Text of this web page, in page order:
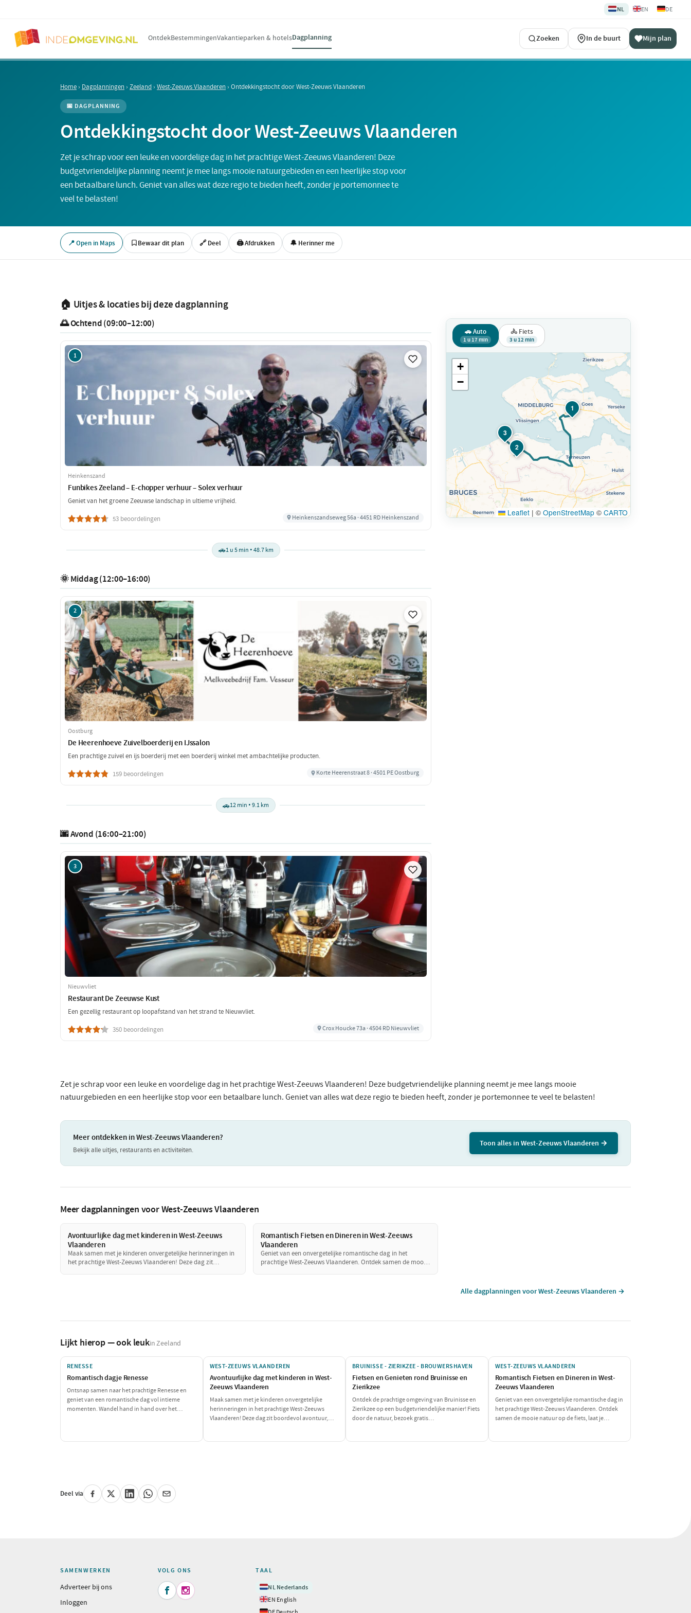
🇳🇱NL 🇬🇧EN 🇩🇪DE
OntdekBestemmingenVakantieparken & hotelsDagplanning Zoeken In de buurt Mijn plan
Home › Dagplanningen › Zeeland › West-Zeeuws Vlaanderen › Ontdekkingstocht door West-Zeeuws Vlaanderen
📅 DAGPLANNING
Ontdekkingstocht door West-Zeeuws Vlaanderen
Zet je schrap voor een leuke en voordelige dag in het prachtige West-Zeeuws Vlaanderen! Deze
budgetvriendelijke planning neemt je mee langs mooie natuurgebieden en een heerlijke stop voor
een betaalbare lunch. Geniet van alles wat deze regio te bieden heeft, zonder je portemonnee te
veel te belasten!
📍 Open in Maps Bewaar dit plan 🔗 Deel 🖨 Afdrukken 🔔 Herinner me
🏠 Uitjes & locaties bij deze dagplanning
🌅 Ochtend (09:00–12:00)
1
Heinkenszand
Funbikes Zeeland – E-chopper verhuur – Solex verhuur
Geniet van het groene Zeeuwse landschap in ultieme vrijheid.
53 beoordelingen Heinkenszandseweg 56a · 4451 RD Heinkenszand
🚗1 u 5 min • 48.7 km
🌞 Middag (12:00–16:00)
2
Oostburg
De Heerenhoeve Zuivelboerderij en IJssalon
Een prachtige zuivel en ijs boerderij met een boerderij winkel met ambachtelijke producten.
159 beoordelingen Korte Heerenstraat 8 · 4501 PE Oostburg
🚗12 min • 9.1 km
🌆 Avond (16:00–21:00)
3
Nieuwvliet
Restaurant De Zeeuwse Kust
Een gezellig restaurant op loopafstand van het strand te Nieuwvliet.
350 beoordelingen Crox Houcke 73a · 4504 RD Nieuwvliet
🚗 Auto
1 u 17 min
🚴 Fiets
3 u 12 min
1
2
3
+
−
Leaflet | © OpenStreetMap © CARTO
Zet je schrap voor een leuke en voordelige dag in het prachtige West-Zeeuws Vlaanderen! Deze budgetvriendelijke planning neemt je mee langs mooie
natuurgebieden en een heerlijke stop voor een betaalbare lunch. Geniet van alles wat deze regio te bieden heeft, zonder je portemonnee te veel te belasten!
Meer ontdekken in West-Zeeuws Vlaanderen?
Bekijk alle uitjes, restaurants en activiteiten.
Toon alles in West-Zeeuws Vlaanderen →
Meer dagplanningen voor West-Zeeuws Vlaanderen
Avontuurlijke dag met kinderen in West-Zeeuws
Vlaanderen
Maak samen met je kinderen onvergetelijke herinneringen in
het prachtige West-Zeeuws Vlaanderen! Deze dag zit
Romantisch Fietsen en Dineren in West-Zeeuws
Vlaanderen
Geniet van een onvergetelijke romantische dag in het
prachtige West-Zeeuws Vlaanderen. Ontdek samen de mooie
Alle dagplanningen voor West-Zeeuws Vlaanderen →
Lijkt hierop — ook leukin Zeeland
RENESSE
Romantisch dagje Renesse
Ontsnap samen naar het prachtige Renesse en
geniet van een romantische dag vol intieme
momenten. Wandel hand in hand over het
WEST-ZEEUWS VLAANDEREN
Avontuurlijke dag met kinderen in West-
Zeeuws Vlaanderen
Maak samen met je kinderen onvergetelijke
herinneringen in het prachtige West-Zeeuws
Vlaanderen! Deze dag zit boordevol avontuur,
BRUINISSE - ZIERIKZEE - BROUWERSHAVEN
Fietsen en Genieten rond Bruinisse en
Zierikzee
Ontdek de prachtige omgeving van Bruinisse en
Zierikzee op een budgetvriendelijke manier! Fiets
door de natuur, bezoek gratis
WEST-ZEEUWS VLAANDEREN
Romantisch Fietsen en Dineren in West-
Zeeuws Vlaanderen
Geniet van een onvergetelijke romantische dag in
het prachtige West-Zeeuws Vlaanderen. Ontdek
samen de mooie natuur op de fiets, laat je
Deel via
SAMENWERKEN
Adverteer bij ons
Inloggen
VOLG ONS
 
TAAL
🇳🇱NLNederlands
🇬🇧EN English